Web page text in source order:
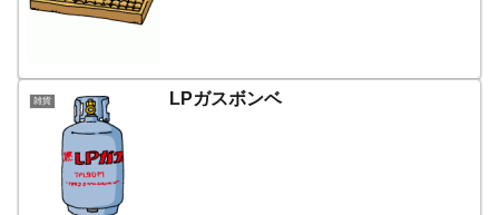
雑貨 LPガスボンベ